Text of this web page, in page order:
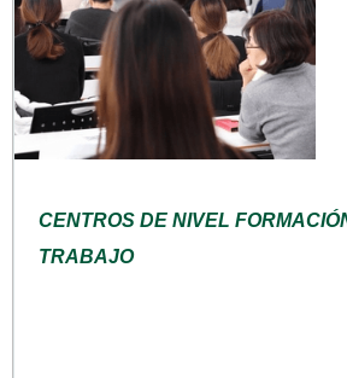
CENTROS DE NIVEL
TRABAJO